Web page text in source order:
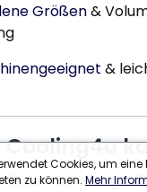
Größen&
&
Cooling4u
finden Sie eine
Cookies, um
zu können. Mehr